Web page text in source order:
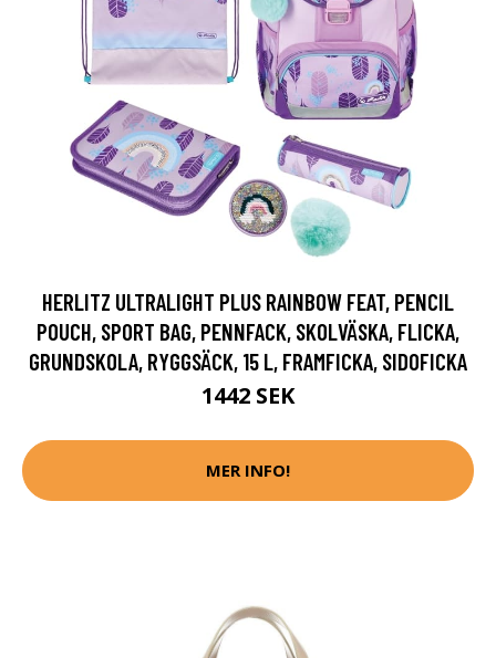
HERLITZ ULTRALIGHT PLUS RAINBOW FEAT, PENCIL
POUCH, SPORT BAG, PENNFACK, SKOLVÄSKA, FLICKA,
GRUNDSKOLA, RYGGSÄCK, 15 L, FRAMFICKA, SIDOFICKA
1442 SEK
MER INFO!